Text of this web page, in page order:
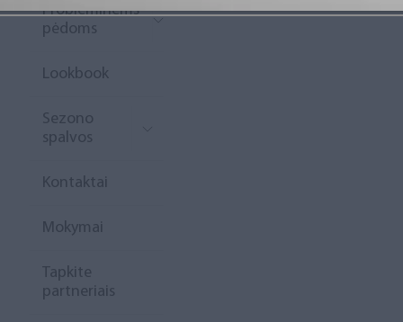
Probleminėms
pėdoms
Lookbook
Sezono
spalvos
Kontaktai
Mokymai
Tapkite
partneriais